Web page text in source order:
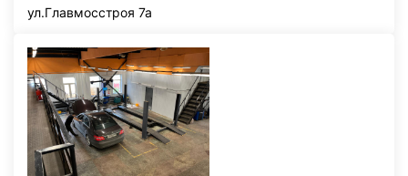
ул.Главмосстроя 7а